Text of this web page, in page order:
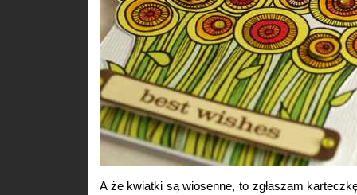
A że kwiatki są wiosenne, to zgłaszam